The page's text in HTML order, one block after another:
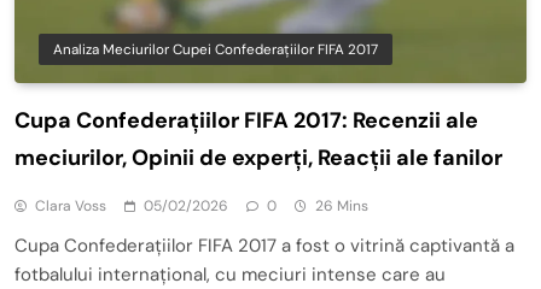
Analiza Meciurilor Cupei Confederațiilor FIFA 2017
Cupa Confederațiilor FIFA 2017: Recenzii ale
meciurilor, Opinii de experți, Reacții ale fanilor
Clara Voss 05/02/2026 0 26 Mins
Cupa Confederațiilor FIFA 2017 a fost o vitrină captivantă a
fotbalului internațional, cu meciuri intense care au